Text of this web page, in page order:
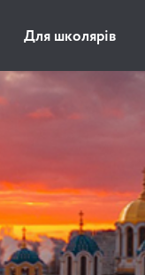
Для школярів